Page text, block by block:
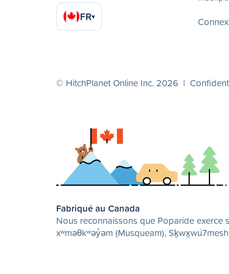
FR▾
© HitchPlanet Online Inc. 2026 |
Fabriqué au Canada
Nous reconnaissons que Poparide exerce
xʷməθkʷəy̓əm (Musqueam),